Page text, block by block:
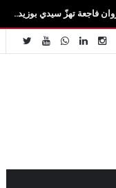
وفاة الطالبة آية
✕
الحصرية أولاً